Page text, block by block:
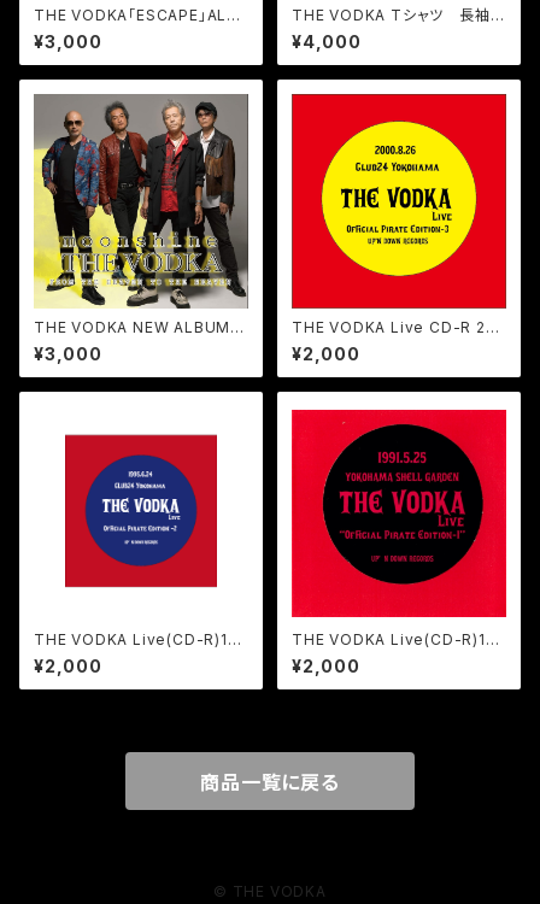
THE VODKA「ESCAPE」ALB
UM
¥3,000
THE VODKA Tシャツ 長袖
全3色
¥4,000
THE VODKA NEW ALBUM
「moonshine」
¥3,000
THE VODKA Live CD-R 20
00.8.26Club24"Official Pir
ate Edition-3"
¥2,000
THE VODKA Live(CD-R)19
95.6.24 Club24Yokoham
a"official pirate edition-2"
¥2,000
THE VODKA Live(CD-R)19
91.5.25Yokohama Shell Gar
den"Official Pirate Edition
-1"
¥2,000
商品一覧に戻る
© THE VODKA